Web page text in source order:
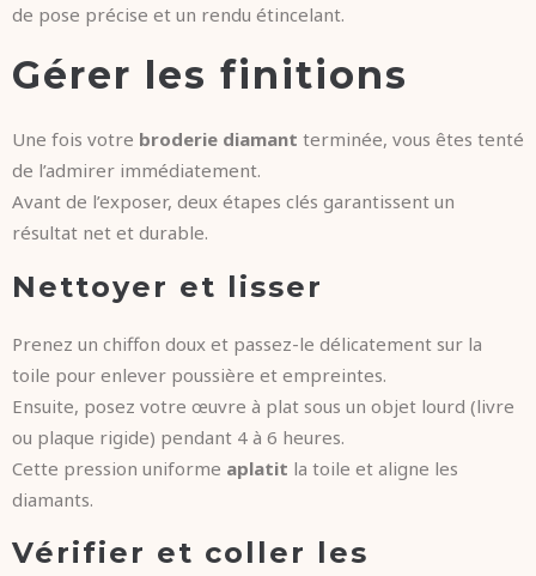
de pose précise et un rendu étincelant.
Gérer les finitions
Une fois votre broderie diamant terminée, vous êtes tenté
de l’admirer immédiatement.
Avant de l’exposer, deux étapes clés garantissent un
résultat net et durable.
Nettoyer et lisser
Prenez un chiffon doux et passez-le délicatement sur la
toile pour enlever poussière et empreintes.
Ensuite, posez votre œuvre à plat sous un objet lourd (livre
ou plaque rigide) pendant 4 à 6 heures.
Cette pression uniforme aplatit la toile et aligne les
diamants.
Vérifier et coller les